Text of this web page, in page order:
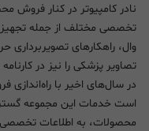
نادر کامپیوتر در کنار فروش
تخصصی مختلف از جمله
وال، راهکارهای تصویربرداری
تصاویر پزشکی را نیز در
در سال‌های اخیر با راه‌اندازی
است خدمات این مجموعه
محصولات، به اطلاعات